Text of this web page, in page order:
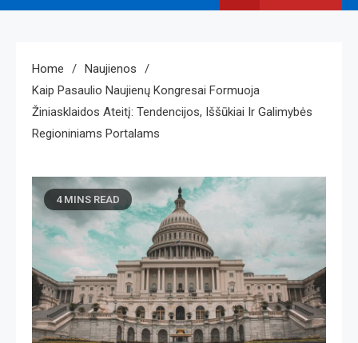
Home
Naujienos
Kaip Pasaulio Naujienų Kongresai Formuoja
Žiniasklaidos Ateitį: Tendencijos, Iššūkiai Ir Galimybės
Regioniniams Portalams
4 MINS READ